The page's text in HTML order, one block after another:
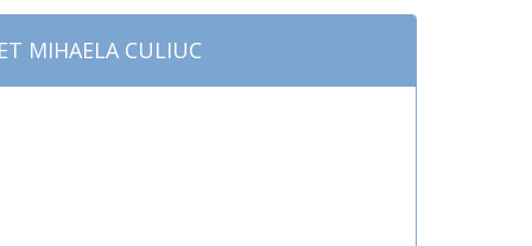
MIHAELA CULIUC